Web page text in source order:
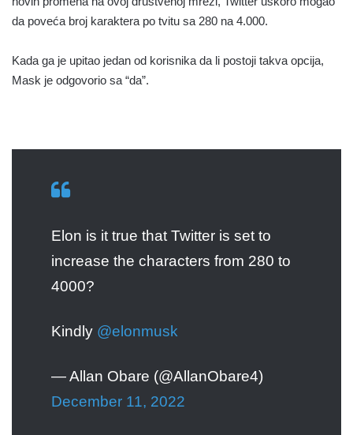
da poveća broj karaktera po tvitu sa 280 na 4.000.
Kada ga je upitao jedan od korisnika da li postoji takva opcija,
Mask je odgovorio sa “da”.
Elon is it true that Twitter is set to
increase the characters from 280 to
4000?
Kindly @elonmusk
— Allan Obare (@AllanObare4)
December 11, 2022